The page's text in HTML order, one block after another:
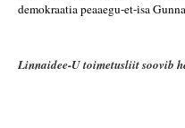
demokraatiapeaaegu-et-isa
Linnaidee-U toimetusliit soovib